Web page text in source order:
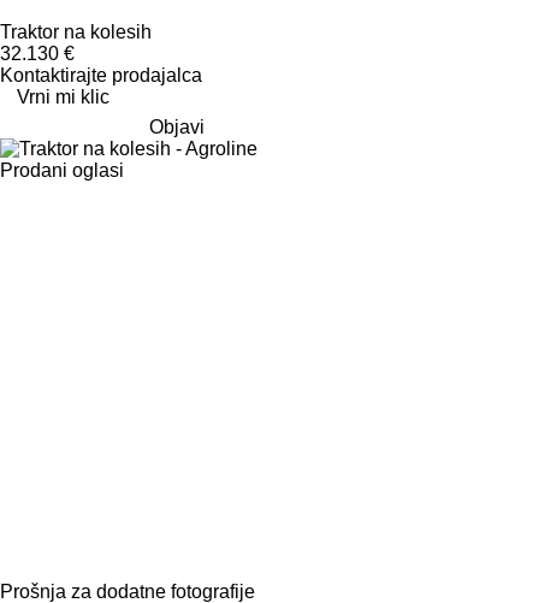
Traktor na kolesih
32.130 €
Kontaktirajte prodajalca
Vrni mi klic
Objavi
Prodani oglasi
Prošnja za dodatne fotografije